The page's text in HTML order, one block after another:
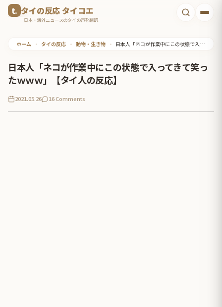
タイの反応 タイコエ
日本・海外ニュースのタイの声を翻訳
ホーム • タイの反応 • 動物・生き物 • 日本人「ネコが作業中にこの状態で入ってきて笑ったｗｗｗ」【タイ人の反応】
日本人「ネコが作業中にこの状態で入ってきて笑っ
たｗｗｗ」【タイ人の反応】
2021.05.26 16 Comments